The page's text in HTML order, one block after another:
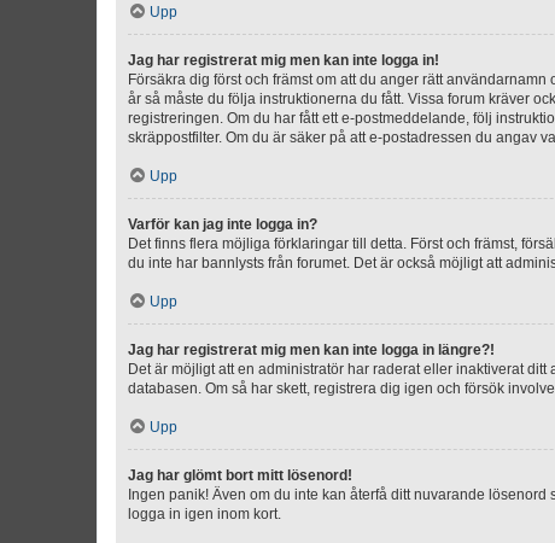
Upp
Jag har registrerat mig men kan inte logga in!
Försäkra dig först och främst om att du anger rätt
år så måste du följa instruktionerna du fått. Vissa forum kräver
registreringen. Om du har fått ett e-postmeddelande, följ
skräppostfilter. Om du är säker på att e-postadressen du angav
Upp
Varför kan jag inte logga in?
Det finns flera möjliga förklaringar till detta. Först och främst,
du inte har bannlysts från forumet. Det är också möjligt att
Upp
Jag har registrerat mig men kan inte logga in längre?!
Det är möjligt att en administratör har raderat eller inaktiverat
databasen. Om så har skett, registrera dig igen och försök
Upp
Jag har glömt bort mitt lösenord!
Ingen panik! Även om du inte kan återfå ditt nuvarande
logga in igen inom kort.